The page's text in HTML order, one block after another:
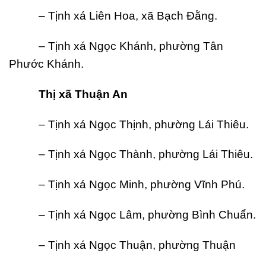
– Tịnh xá Liên Hoa, xã Bạch Đằng.
– Tịnh xá Ngọc Khánh, phường Tân
Phước Khánh.
Thị xã Thuận An
– Tịnh xá Ngọc Thịnh, phường Lái Thiêu.
– Tịnh xá Ngọc Thành, phường Lái Thiêu.
– Tịnh xá Ngọc Minh, phường Vĩnh Phú.
– Tịnh xá Ngọc Lâm, phường Bình Chuẩn.
– Tịnh xá Ngọc Thuận, phường Thuận